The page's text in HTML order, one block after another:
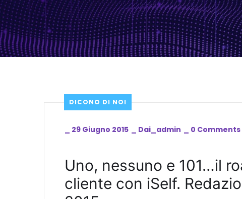
DICONO DI NOI
29 Giugno 2015 Dai_admin 0 Comments
Uno, nessuno e 101…il
cliente con iSelf.